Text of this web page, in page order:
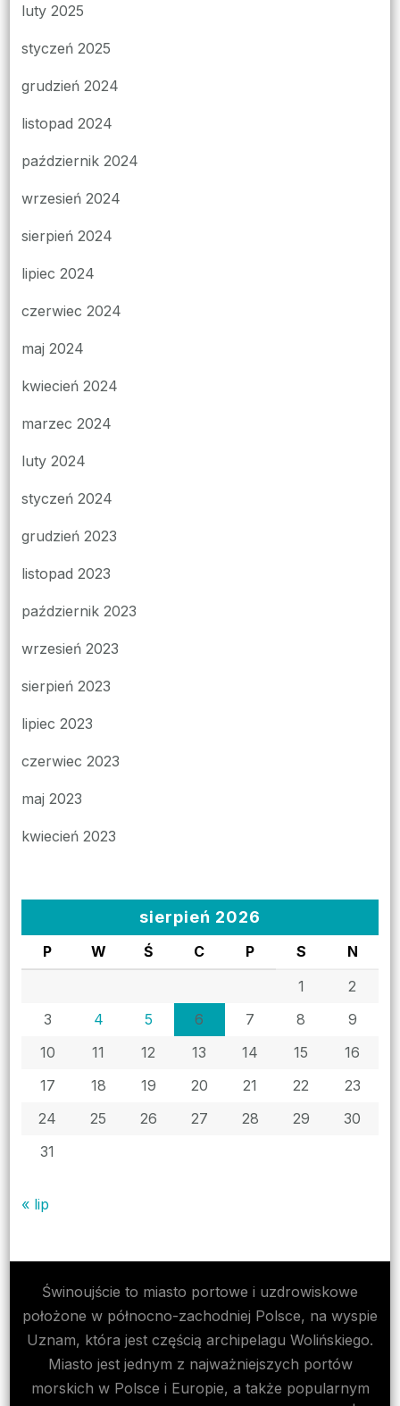
luty 2025
styczeń 2025
grudzień 2024
listopad 2024
październik 2024
wrzesień 2024
sierpień 2024
lipiec 2024
czerwiec 2024
maj 2024
kwiecień 2024
marzec 2024
luty 2024
styczeń 2024
grudzień 2023
listopad 2023
październik 2023
wrzesień 2023
sierpień 2023
lipiec 2023
czerwiec 2023
maj 2023
kwiecień 2023
sierpień 2026
P W Ś C P S
N
1
2
3
4 5 6 7 8
9
10
11 12 13 14 15
16
17
18 19 20 21 22
23
24
25 26 27 28 29
30
31
« lip
Świnoujście to miasto portowe i uzdrowiskowe
położone w północno-zachodniej Polsce, na wyspie
Uznam, która jest częścią archipelagu Wolińskiego.
Miasto jest jednym z najważniejszych portów
morskich w Polsce i Europie, a także popularnym